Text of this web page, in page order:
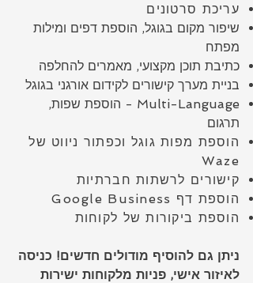
עריכת סרטונים
שיפור מקום בגוגל, הוספת דפים ומילות
מפתח
כתיבת תוכן מקצועי, מאמרים להחלפה
בניית מערך קישורים לקידום אורגני בגוגל
Multi-Language - הוספת שפות,
תרגום
הוספת מפות גוגל וכפתור ניווט של
Waze
קישורים לרשתות חברתיות
הוספת דף Google Business
הוספת ביקורות של לקוחות
ניתן גם להוסיף מודולים חדשים! כניסה
לאיזור אישי, פניות מלקוחות ישירות